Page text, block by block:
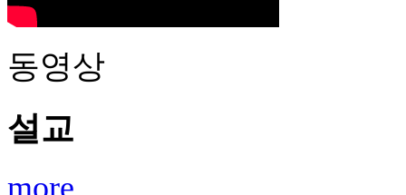
동영상
설교
more